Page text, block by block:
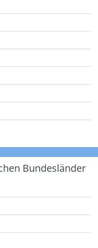
Bundesländer